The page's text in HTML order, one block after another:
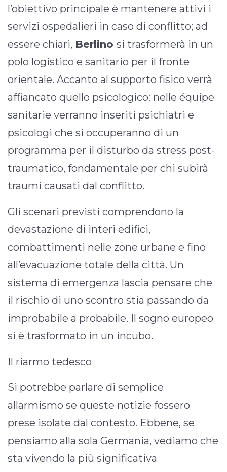
l’obiettivo principale è mantenere attivi i
servizi ospedalieri in caso di conflitto; ad
essere chiari, Berlino si trasformerà in un
polo logistico e sanitario per il fronte
orientale. Accanto al supporto fisico verrà
affiancato quello psicologico: nelle équipe
sanitarie verranno inseriti psichiatri e
psicologi che si occuperanno di un
programma per il disturbo da stress post-
traumatico, fondamentale per chi subirà
traumi causati dal conflitto.
Gli scenari previsti comprendono la
devastazione di interi edifici,
combattimenti nelle zone urbane e fino
all’evacuazione totale della città. Un
sistema di emergenza lascia pensare che
il rischio di uno scontro stia passando da
improbabile a probabile. Il sogno europeo
si è trasformato in un incubo.
Il riarmo tedesco
Si potrebbe parlare di semplice
allarmismo se queste notizie fossero
prese isolate dal contesto. Ebbene, se
pensiamo alla sola Germania, vediamo che
sta vivendo la più significativa